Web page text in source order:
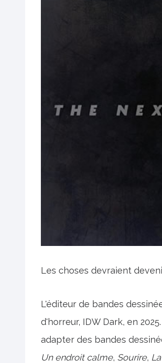
Les choses devraient
L'éditeur de bandes
d'horreur, IDW Dark, en
adapter des bandes
Un endroit calme, Sourire,